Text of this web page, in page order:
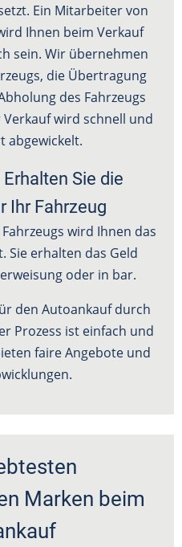
Ein Mitarbeiter von
Ihnen beim Verkauf
sein. Wir übernehmen
die Übertragung
des Fahrzeugs
wird schnell und
abgewickelt.
Sie die
Ihr Fahrzeug
wird Ihnen das
Sie erhalten das Geld
oder in bar.
den Autoankauf durch
Prozess ist einfach und
faire Angebote und
Marken beim